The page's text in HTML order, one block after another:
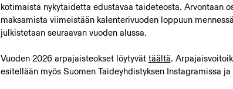
kotimaista nykytaidetta edustavaa taideteosta. Arvontaan
maksamista viimeistään kalenterivuoden loppuun
julkistetaan seuraavan vuoden alussa.
Vuoden 2026 arpajaisteokset löytyvät täältä.
esitellään myös Suomen Taideyhdistyksen Instagramissa ja